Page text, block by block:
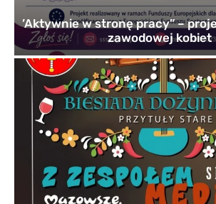
’Aktywnie w stronę pracy” –
zawodowej kobiet